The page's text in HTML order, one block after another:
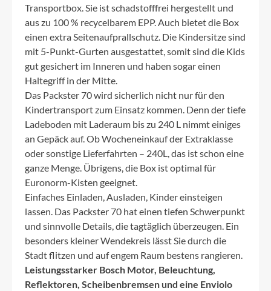
Transportbox. Sie ist schadstofffrei hergestellt und
aus zu 100 % recycelbarem EPP. Auch bietet die Box
einen extra Seitenaufprallschutz. Die Kindersitze sind
mit 5-Punkt-Gurten ausgestattet, somit sind die Kids
gut gesichert im Inneren und haben sogar einen
Haltegriff in der Mitte.
Das Packster 70 wird sicherlich nicht nur für den
Kindertransport zum Einsatz kommen. Denn der tiefe
Ladeboden mit Laderaum bis zu 240 L nimmt einiges
an Gepäck auf. Ob Wocheneinkauf der Extraklasse
oder sonstige Lieferfahrten – 240L, das ist schon eine
ganze Menge. Übrigens, die Box ist optimal für
Euronorm-Kisten geeignet.
Einfaches Einladen, Ausladen, Kinder einsteigen
lassen. Das Packster 70 hat einen tiefen Schwerpunkt
und sinnvolle Details, die tagtäglich überzeugen. Ein
besonders kleiner Wendekreis lässt Sie durch die
Stadt flitzen und auf engem Raum bestens rangieren.
Leistungsstarker Bosch Motor, Beleuchtung,
Reflektoren, Scheibenbremsen und eine Enviolo